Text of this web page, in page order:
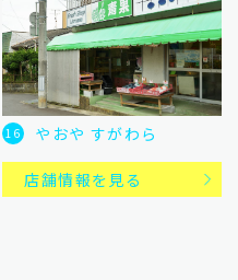
16 やおや すがわら
店舗情報を見る